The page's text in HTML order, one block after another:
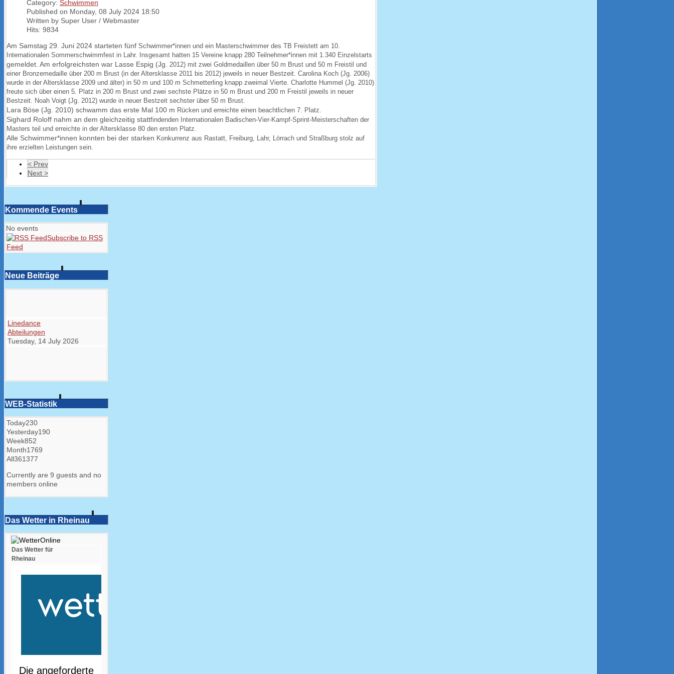
Category: Schwimmen
Published on Monday, 08 July 2024 18:50
Written by Super User / Webmaster
Hits: 9834
Am Samstag 29. Juni 2024 starteten fünf Schwimmer*innen und ein Masterschwimmer des
TB Freistett am 10.
Internationalen Sommerschwimmfest in Lahr. Insgesamt hatten 15 Vereine knapp 280 Teilnehmer*innen mit 1.340 Einzelstarts
gemeldet. Am erfolgreichsten war Lasse Espig (Jg. 2012) mit zwei Goldmedaillen über 50 m Brust und 50 m Freistil und
einer Bronzemedaille über 200 m Brust (in der Altersklasse 2011 bis 2012) jeweils in neuer Bestzeit. Carolina Koch (Jg. 2006)
wurde in der Altersklasse 2009 und älter) in 50 m und 100 m Schmetterling knapp zweimal Vierte. Charlotte Hummel (Jg. 2010)
freute sich über einen 5. Platz in 200 m Brust und zwei sechste Plätze in 50 m Brust und 200 m Freistil jeweils in neuer
Bestzeit. Noah Voigt (Jg. 2012) wurde in neuer Bestzeit sechster über 50 m Brust.
Lara Böse (Jg. 2010) schwamm das erste Mal 100 m Rücken und erreichte einen beachtlichen 7. Platz.
Sighard Roloff nahm an dem gleichzeitig stattfindenden Internationalen Badischen-Vier-Kampf-Sprint-Meisterschaften der
Masters teil und erreichte in der Altersklasse 80 den ersten Platz.
Alle Schwimmer*innen konnten bei der starken Konkurrenz aus Rastatt, Freiburg, Lahr, Lörrach und Straßburg stolz auf
ihre erzielten Leistungen sein.
< Prev
Next >
Kommende Events
No events
Subscribe to RSS
Feed
Neue Beiträge
Linedance
Abteilungen
Tuesday, 14 July 2026
WEB-Statistik
Today230
Yesterday190
Week852
Month1769
All361377
Currently are 9 guests and no
members online
Das Wetter in Rheinau
Das Wetter für
Rheinau